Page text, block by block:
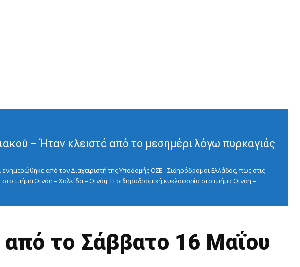
– Ήταν κλειστό από το μεσημέρι λόγω πυρκαγιάς
από τον Διαχειριστή της Υποδομής ΟΣΕ - Σιδηρόδρομοι Ελλάδος, πως στις
τμήμα Οινόη – Χαλκίδα – Οινόη. Η σιδηροδρομική κυκλοφορία στο τμήμα Οινόη –
το Σάββατο 16 Μαΐου